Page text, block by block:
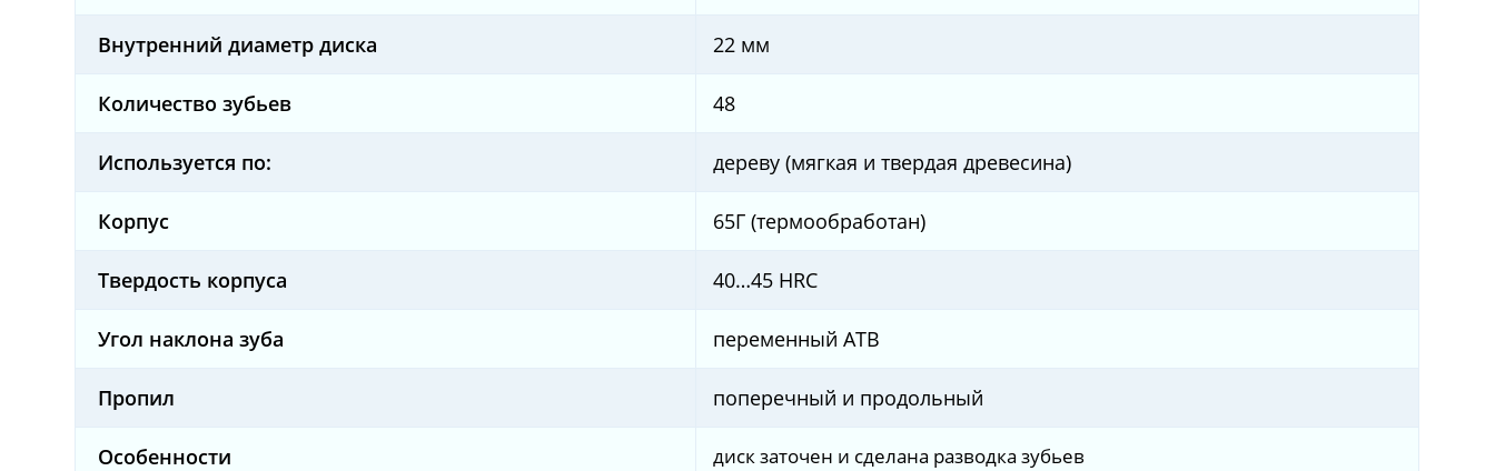
Внутренний диаметр диска 22 мм
Количество зубьев 48
Используется по: дереву (мягкая и твердая древесина)
Корпус 65Г (термообработан)
Твердость корпуса 40…45 HRC
Угол наклона зуба переменный ATB
Пропил поперечный и продольный
Особенности диск заточен и сделана разводка зубьев